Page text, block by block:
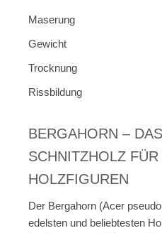
Maserung
Gewicht
Trocknung
Rissbildung
BERGAHORN –
SCHNITZHOLZ
HOLZFIGUREN
Der Bergahorn (Acer
edelsten und beliebtesten